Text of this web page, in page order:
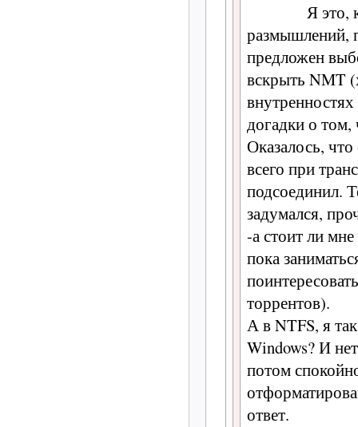
Я это,
размышлений,
предложен
вскрыть NMT
догадки о том,
Оказалось,
всего при
подсоединил.
задумался,
-а стоит ли
пока
торрентов).
А в NTFS, я
Windows? И
потом
ответ.